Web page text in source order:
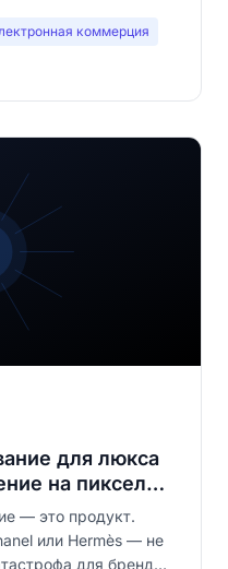
коммерция
для люкса
на пиксель
— это продукт.
или Hermès — не
для бренда.